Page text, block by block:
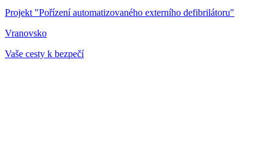
Projekt "Pořízení automatizovaného externího defibrilátoru"
Vranovsko
Vaše cesty k bezpečí